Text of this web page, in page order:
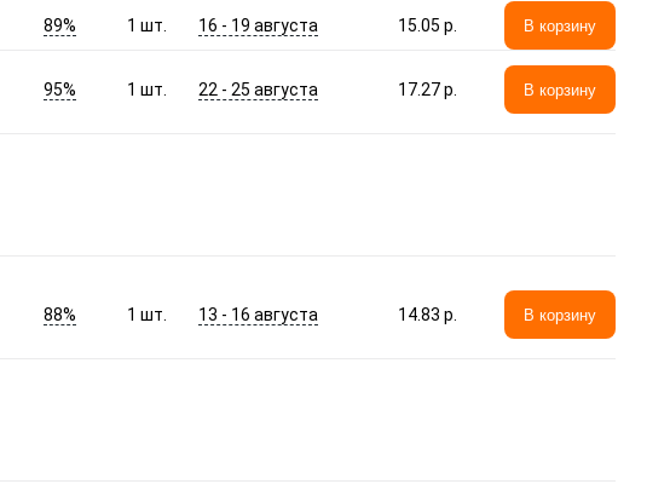
89% 1 шт. 16 - 19 августа 15.05 p. В корзину
95% 1 шт. 22 - 25 августа 17.27 p. В корзину
88% 1 шт. 13 - 16 августа 14.83 p. В корзину